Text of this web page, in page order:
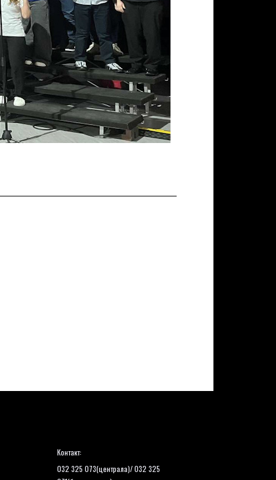
Контакт:
032 325 073(централа)/ 032 325